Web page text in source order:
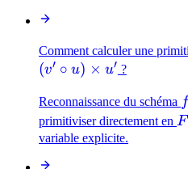
Comment calculer une
(v′ ∘ u) × u′ ?
Reconnaissance du schéma f
primitiviser directement en F
variable explicite.